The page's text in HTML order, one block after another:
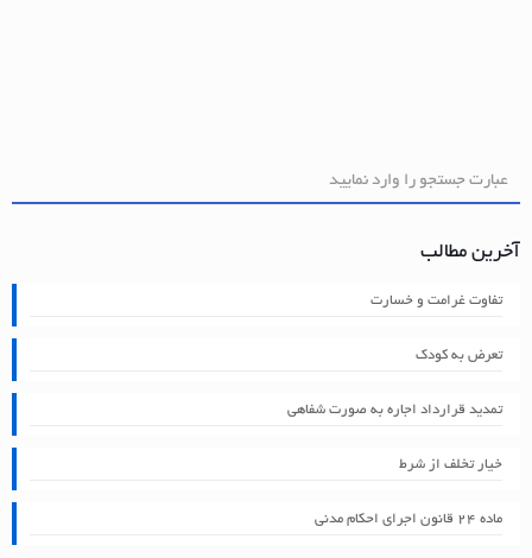
آخرین مطالب
تفاوت غرامت و خسارت
تعرض به کودک
تمدید قرارداد اجاره به صورت شفاهی
خیار تخلف از شرط
ماده ۲۴ قانون اجرای احکام مدنی